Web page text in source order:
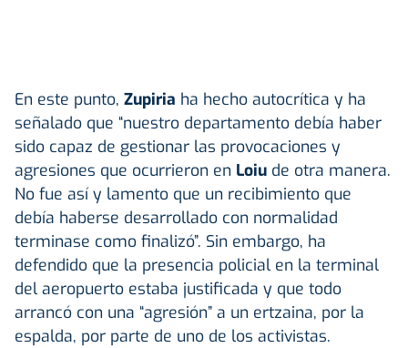
En este punto, Zupiria ha hecho autocrítica y ha
señalado que “nuestro departamento debía haber
sido capaz de gestionar las provocaciones y
agresiones que ocurrieron en Loiu de otra manera.
No fue así y lamento que un recibimiento que
debía haberse desarrollado con normalidad
terminase como finalizó”. Sin embargo, ha
defendido que la presencia policial en la terminal
del aeropuerto estaba justificada y que todo
arrancó con una “agresión” a un ertzaina, por la
espalda, por parte de uno de los activistas.